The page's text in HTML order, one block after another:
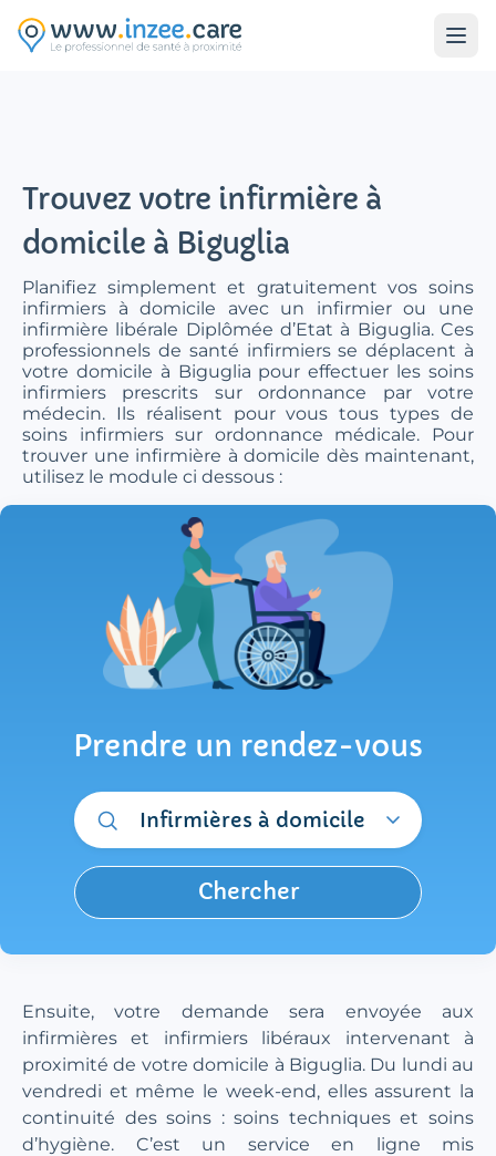
Trouvez votre infirmière à
domicile à Biguglia
Planifiez simplement et gratuitement vos soins
infirmiers à domicile avec un infirmier ou une
infirmière libérale Diplômée d’Etat à Biguglia. Ces
professionnels de santé infirmiers se déplacent à
votre domicile à Biguglia pour effectuer les soins
infirmiers prescrits sur ordonnance par votre
médecin. Ils réalisent pour vous tous types de
soins infirmiers sur ordonnance médicale. Pour
trouver une infirmière à domicile dès maintenant,
utilisez le module ci dessous :
Prendre un rendez-vous
Infirmières à domicile
Chercher
Ensuite, votre demande sera envoyée aux
infirmières et infirmiers libéraux intervenant à
proximité de votre domicile à Biguglia. Du lundi au
vendredi et même le week-end, elles assurent la
continuité des soins : soins techniques et soins
d’hygiène. C’est un service en ligne mis